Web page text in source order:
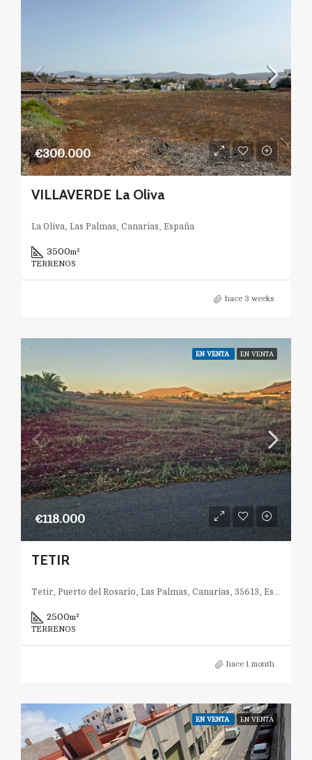
€300.000
VILLAVERDE La Oliva
La Oliva, Las Palmas, Canarias, España
3500m²
TERRENOS
hace 3 weeks
EN VENTA EN VENTA
€118.000
TETIR
Tetir, Puerto del Rosario, Las Palmas, Canarias, 35613, España
2500m²
TERRENOS
hace 1 month
EN VENTA EN VENTA